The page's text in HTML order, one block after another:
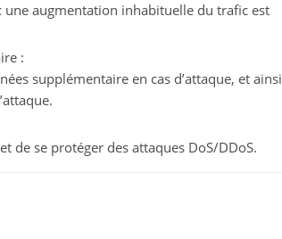
augmentation inhabituelle du trafic est
:
supplémentaire en cas d’attaque, et ainsi
de se protéger des attaques DoS/DDoS.